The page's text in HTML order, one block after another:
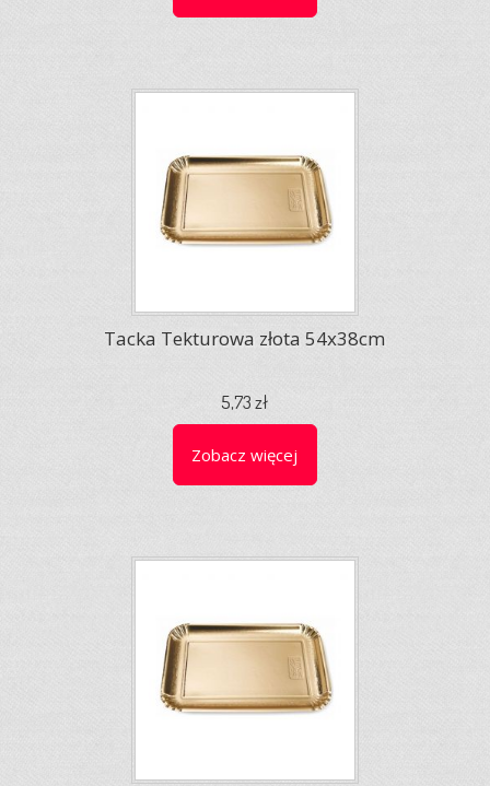
Tacka Tekturowa złota 54x38cm
5,73 zł
Zobacz więcej